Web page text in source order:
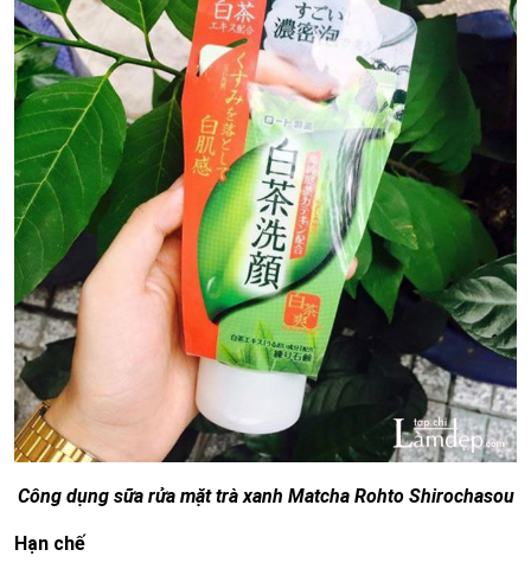
Công dụng sữa rửa mặt trà xanh Matcha Rohto Shirochasou
Hạn chế